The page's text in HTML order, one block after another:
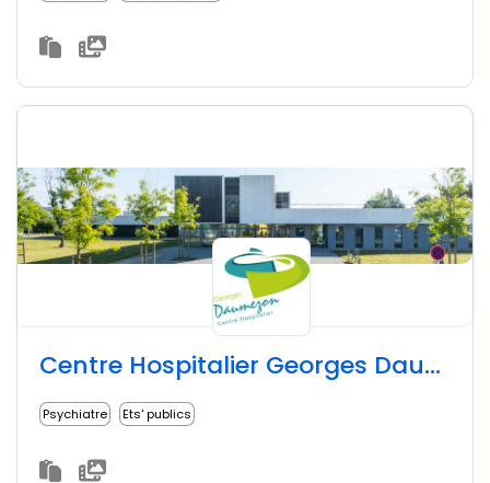
Centre Hospitalier Georges Daumézon
Psychiatre Ets' publics